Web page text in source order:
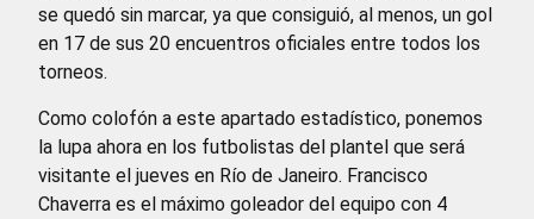
se quedó sin marcar, ya que consiguió, al menos, un gol
en 17 de sus 20 encuentros oficiales entre todos los
torneos.
Como colofón a este apartado estadístico, ponemos
la lupa ahora en los futbolistas del plantel que será
visitante el jueves en Río de Janeiro. Francisco
Chaverra es el máximo goleador del equipo con 4